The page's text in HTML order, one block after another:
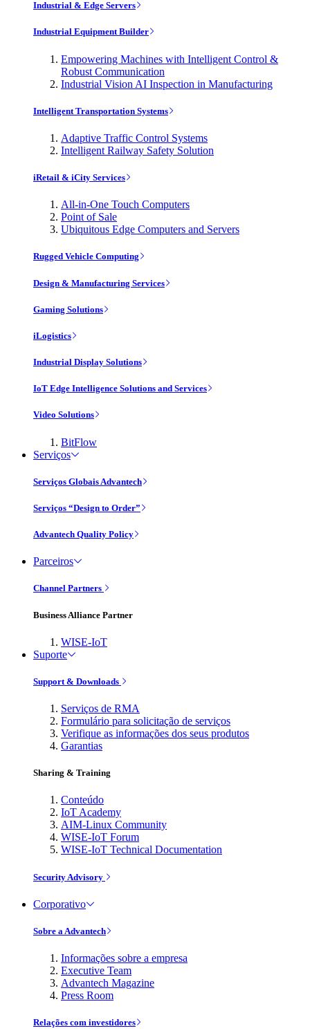
Industrial & Edge Servers
Industrial Equipment Builder
Empowering Machines with Intelligent Control &
Robust Communication
Industrial Vision AI Inspection in Manufacturing
Intelligent Transportation Systems
Adaptive Traffic Control Systems
Intelligent Railway Safety Solution
iRetail & iCity Services
All-in-One Touch Computers
Point of Sale
Ubiquitous Edge Computers and Servers
Rugged Vehicle Computing
Design & Manufacturing Services
Gaming Solutions
iLogistics
Industrial Display Solutions
IoT Edge Intelligence Solutions and Services
Video Solutions
BitFlow
Serviços
Serviços Globais Advantech
Serviços “Design to Order”
Advantech Quality Policy
Parceiros
Channel Partners
Business Alliance Partner
WISE-IoT
Suporte
Support & Downloads
Serviços de RMA
Formulário para solicitação de serviços
Verifique as informações dos seus produtos
Garantias
Sharing & Training
Conteúdo
IoT Academy
AIM-Linux Community
WISE-IoT Forum
WISE-IoT Technical Documentation
Security Advisory
Corporativo
Sobre a Advantech
Informações sobre a empresa
Executive Team
Advantech Magazine
Press Room
Relações com investidores